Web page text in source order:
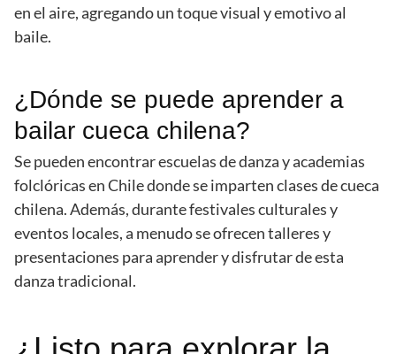
en el aire, agregando un toque visual y emotivo al
baile.
¿Dónde se puede aprender a
bailar cueca chilena?
Se pueden encontrar escuelas de danza y academias
folclóricas en Chile donde se imparten clases de cueca
chilena. Además, durante festivales culturales y
eventos locales, a menudo se ofrecen talleres y
presentaciones para aprender y disfrutar de esta
danza tradicional.